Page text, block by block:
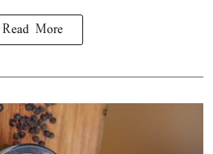
Read More